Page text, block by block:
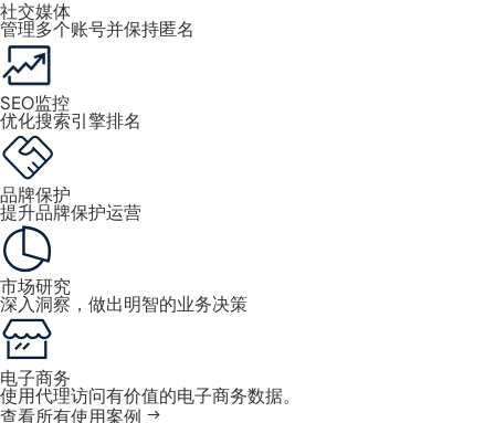
社交媒体
管理多个账号并保持匿名
SEO监控
优化搜索引擎排名
品牌保护
提升品牌保护运营
市场研究
深入洞察，做出明智的业务决策
电子商务
使用代理访问有价值的电子商务数据。
查看所有使用案例